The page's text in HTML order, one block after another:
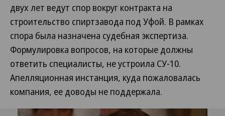
двух лет ведут спор вокруг контракта на
строительство спиртзавода под Уфой. В рамках
спора была назначена судебная экспертиза.
Формулировка вопросов, на которые должны
ответить специалисты, не устроила СУ-10.
Апелляционная инстанция, куда пожаловалась
компания, ее доводы не поддержала.